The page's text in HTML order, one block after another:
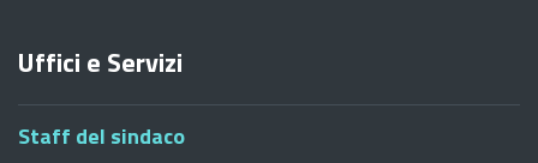
Uffici e Servizi
Staff del sindaco